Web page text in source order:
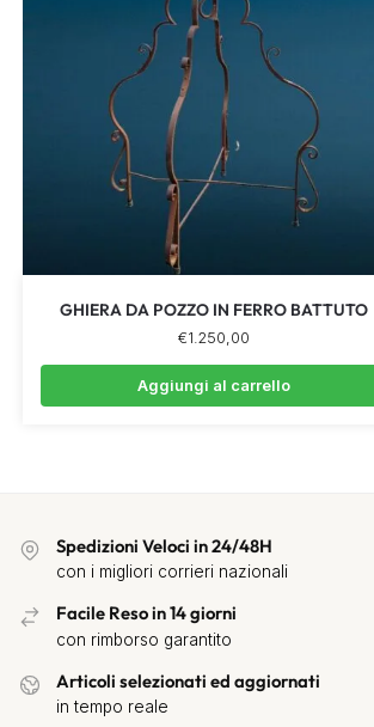
GHIERA DA POZZO IN FERRO BATTUTO
€1.250,00
Aggiungi al carrello
Spedizioni Veloci in 24/48H
con i migliori corrieri nazionali
Facile Reso in 14 giorni
con rimborso garantito
Articoli selezionati ed aggiornati
in tempo reale